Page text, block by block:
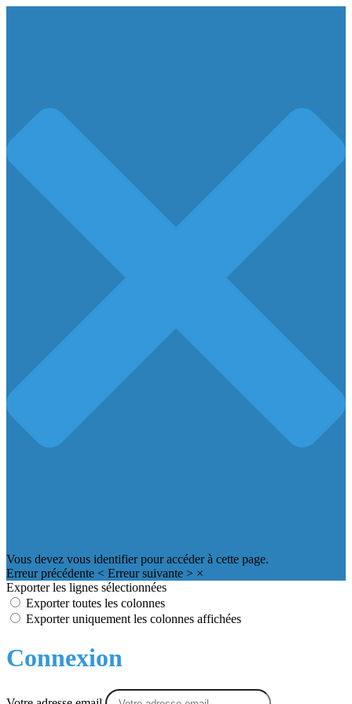
Vous devez vous identifier pour accéder à cette page.
Erreur précédente < Erreur suivante > ×
Exporter les lignes sélectionnées
Exporter toutes les colonnes
Exporter uniquement les colonnes affichées
Connexion